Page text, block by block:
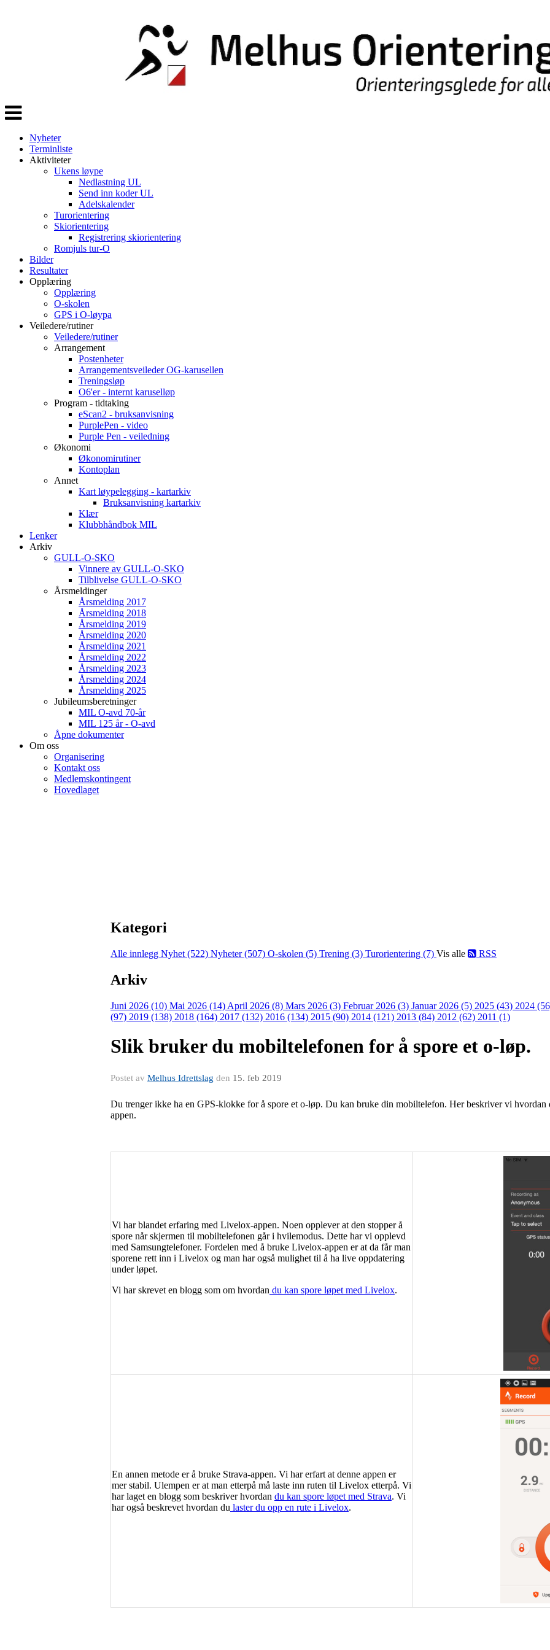
Veksle
navigasjon
Nyheter
Terminliste
Aktiviteter
Ukens løype
Nedlastning UL
Send inn koder UL
Adelskalender
Turorientering
Skiorientering
Registrering skiorientering
Romjuls tur-O
Bilder
Resultater
Opplæring
Opplæring
O-skolen
GPS i O-løypa
Veiledere/rutiner
Veiledere/rutiner
Arrangement
Postenheter
Arrangementsveileder OG-karusellen
Treningsløp
O6'er - internt karuselløp
Program - tidtaking
eScan2 - bruksanvisning
PurplePen - video
Purple Pen - veiledning
Økonomi
Økonomirutiner
Kontoplan
Annet
Kart løypelegging - kartarkiv
Bruksanvisning kartarkiv
Klær
Klubbhåndbok MIL
Lenker
Arkiv
GULL-O-SKO
Vinnere av GULL-O-SKO
Tilblivelse GULL-O-SKO
Årsmeldinger
Årsmelding 2017
Årsmelding 2018
Årsmelding 2019
Årsmelding 2020
Årsmelding 2021
Årsmelding 2022
Årsmelding 2023
Årsmelding 2024
Årsmelding 2025
Jubileumsberetninger
MIL O-avd 70-år
MIL 125 år - O-avd
Åpne dokumenter
Om oss
Organisering
Kontakt oss
Medlemskontingent
Hovedlaget
Kategori
Alle innlegg Nyhet (522) Nyheter (507) O-skolen (5) Trening (3) Turorientering (7) Vis alle RSS
Arkiv
Juni 2026 (10) Mai 2026 (14) April 2026 (8) Mars 2026 (3) Februar 2026 (3) Januar 2026 (5) 2025 (43) 2024
(97) 2019 (138) 2018 (164) 2017 (132) 2016 (134) 2015 (90) 2014 (121) 2013 (84) 2012 (62) 2011 (1)
Slik bruker du mobiltelefonen for å spore et o-løp.
Postet av Melhus Idrettslag den 15. feb 2019
Du trenger ikke ha en GPS-klokke for å spore et o-løp. Du kan bruke din mobiltelefon. Her beskriver vi
appen.
Vi har blandet erfaring med Livelox-appen. Noen opplever at den stopper å
spore når skjermen til mobiltelefonen går i hvilemodus. Dette har vi opplevd
med Samsungtelefoner. Fordelen med å bruke Livelox-appen er at da får man
sporene rett inn i Livelox og man har også mulighet til å ha live oppdatering
under løpet.
Vi har skrevet en blogg som om hvordan du kan spore løpet med Livelox.
En annen metode er å bruke Strava-appen. Vi har erfart at denne appen er
mer stabil. Ulempen er at man etterpå må laste inn ruten til Livelox etterpå. Vi
har laget en blogg som beskriver hvordan du kan spore løpet med Strava. Vi
har også beskrevet hvordan du laster du opp en rute i Livelox.